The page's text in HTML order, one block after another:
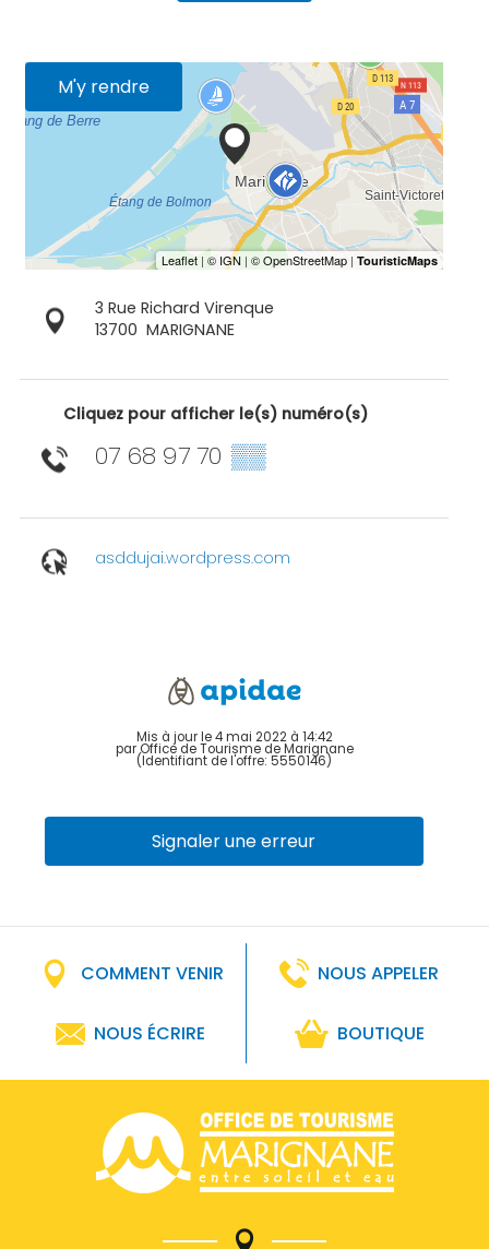
M'y rendre
3 Rue Richard Virenque
13700 MARIGNANE
Cliquez pour afficher le(s) numéro(s)
07 68 97 70 ▒▒
asddujai.wordpress.com
Mis à jour le 4 mai 2022 à 14:42
par Office de Tourisme de Marignane
(Identifiant de l'offre: 5550146)
Signaler une erreur
COMMENT VENIR NOUS APPELER
NOUS ÉCRIRE BOUTIQUE